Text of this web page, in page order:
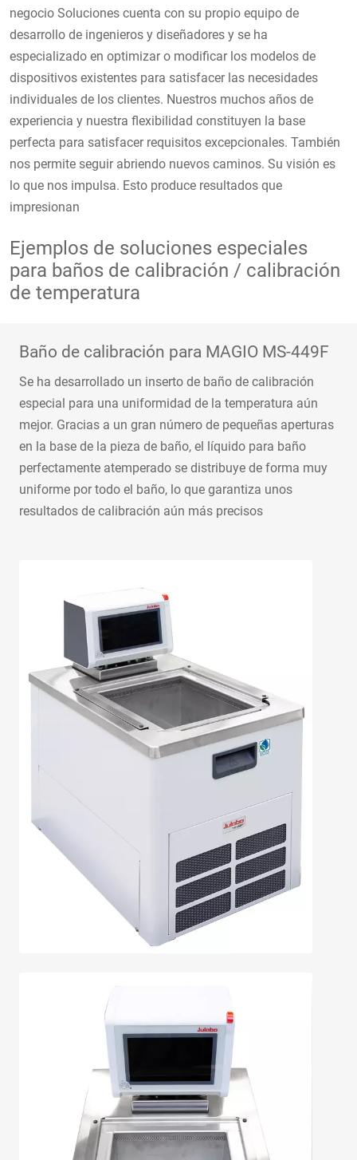
negocio Soluciones cuenta con su propio equipo de
desarrollo de ingenieros y diseñadores y se ha
especializado en optimizar o modificar los modelos de
dispositivos existentes para satisfacer las necesidades
individuales de los clientes. Nuestros muchos años de
experiencia y nuestra flexibilidad constituyen la base
perfecta para satisfacer requisitos excepcionales. También
nos permite seguir abriendo nuevos caminos. Su visión es
lo que nos impulsa. Esto produce resultados que
impresionan
Ejemplos de soluciones especiales
para baños de calibración / calibración
de temperatura
Baño de calibración para MAGIO MS-449F
Se ha desarrollado un inserto de baño de calibración
especial para una uniformidad de la temperatura aún
mejor. Gracias a un gran número de pequeñas aperturas
en la base de la pieza de baño, el líquido para baño
perfectamente atemperado se distribuye de forma muy
uniforme por todo el baño, lo que garantiza unos
resultados de calibración aún más precisos